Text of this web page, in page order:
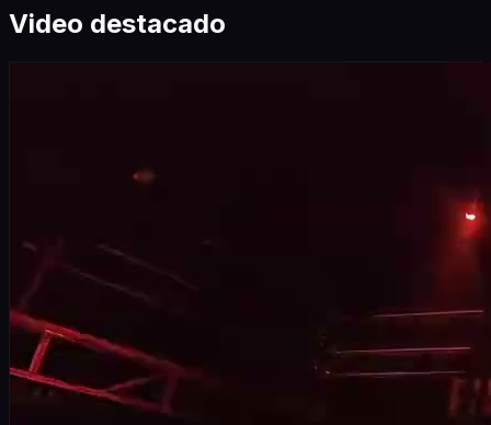
Video destacado